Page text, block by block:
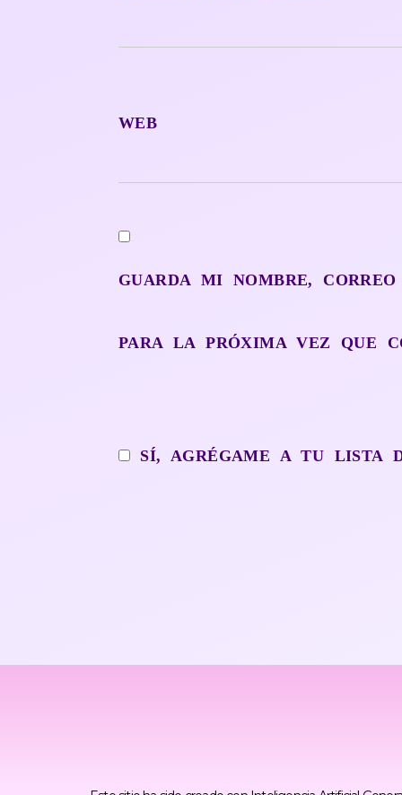
WEB
GUARDA MI NOMBRE,
PARA LA PRÓXIMA VEZ QUE
SÍ, AGRÉGAME A TU LISTA